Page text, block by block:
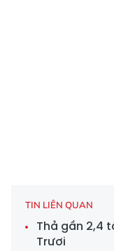
TIN LIÊN QUAN
Thả gần 2,4
Trươi